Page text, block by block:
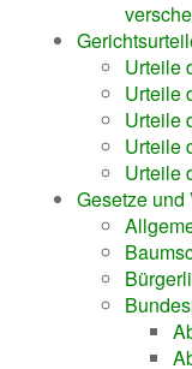
Urteile
Urteile
Urteile
Urteile
Urteile
Gesetze und